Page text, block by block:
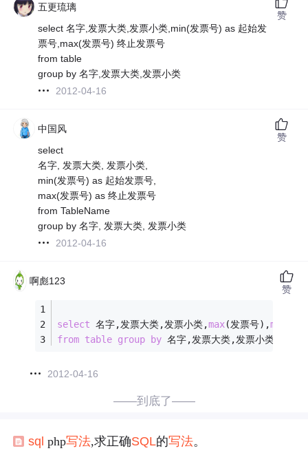
五更琉璃
select 名字,发票大类,发票小类,min(发票号) as 起始发
票号,max(发票号) 终止发票号
from table
group by 名字,发票大类,发票小类
2012-04-16
赞
中国风
select
名字, 发票大类, 发票小类,
min(发票号) as 起始发票号,
max(发票号) as 终止发票号
from TableName
group by 名字, 发票大类, 发票小类
2012-04-16
赞
啊彪123
select 名字,发票大类,发票小类,max(发票号),min
from table group by 名字,发票大类,发票小类
2012-04-16
赞
——到底了——
sql php写法,求正确SQL的写法。